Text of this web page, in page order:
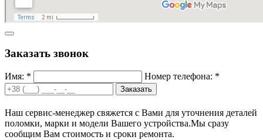
Заказать звонок
Имя: * Номер телефона: *
Заказать
Наш сервис-менеджер свяжется с Вами для уточнения деталей
поломки, марки и модели Вашего устройства.Мы сразу
сообщим Вам стоимость и сроки ремонта.